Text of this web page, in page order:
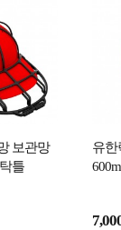
보관망
틀
유한